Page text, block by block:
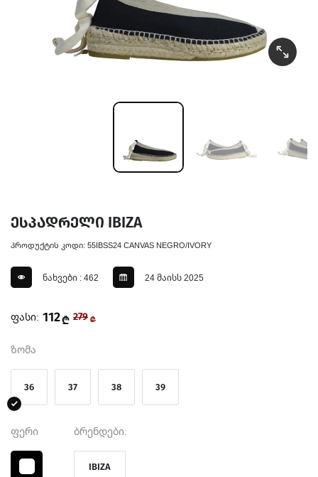
ესპადრელი IBIZA
პროდუქტის კოდი: 55IBSS24 CANVAS NEGRO/IVORY
ნახვები : 462 24 მაისს 2025
ფასი: 112₾ 279 ₾
ზომა
36 37 38 39
ფერი ბრენდები:
IBIZA